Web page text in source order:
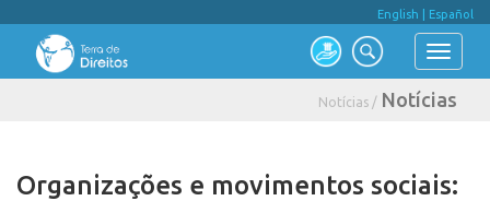
English Español
Notícias / Notícias
Organizações e movimentos sociais: